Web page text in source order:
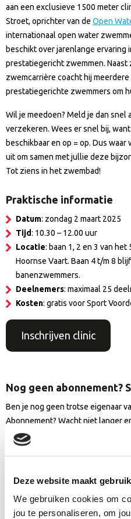
Deze website maakt
We gebruiken cookies om
jou te personaliseren, om
aan een exclusieve 1500 meter
Stroet, oprichter van de Open
internationaal open water
beschikt over jarenlange ervaring
prestatiegericht zwemmen. Naast
zwemcarrière coacht hij
prestatiegerichte zwemmers om
Wil je meedoen? Meld je dan snel
verzekeren. Wees er snel bij,
beschikbaar en op = op. Dus
uit om samen met jullie deze
Tot ziens in het zwembad!
Praktische informatie
Datum: zondag 2 maart 2025
Tijd: 10.30 – 12.00 uur
Locatie: baan 1, 2 en 3 van
Hoornse Vaart. Baan 4 t/m 8
banenzwemmers.
Deelnemers: maximaal 25
Kosten: gratis voor Sport
Inschrijven clinic
Nog geen abonnement?
Ben je nog geen trotse eigenaar
Abonnement? Wacht niet langer
en schaatsen, samen met
nog leuker maken. Schaf
Sport Voordeel Abonnement vind
Meer informatie Sport